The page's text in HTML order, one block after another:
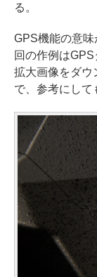
る。
GPS機能の意
回の作例はGPS
拡大画像をダウ
で、参考にして